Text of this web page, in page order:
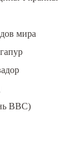
мира
ВВС)